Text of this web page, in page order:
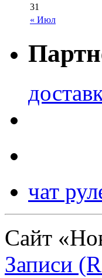
« Июл
31
чат
Сайт
Записи